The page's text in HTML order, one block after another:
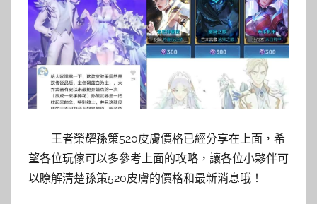
王者榮耀孫策520皮膚價格已經分享在上面，希
望各位玩傢可以多參考上面的攻略，讓各位小夥伴可
以瞭解清楚孫策520皮膚的價格和最新消息哦！